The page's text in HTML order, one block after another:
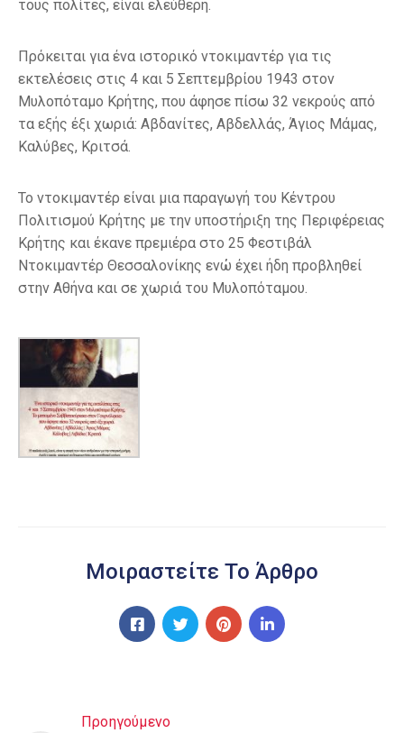
τους πολίτες, είναι ελεύθερη.
Πρόκειται για ένα ιστορικό ντοκιμαντέρ για τις
εκτελέσεις στις 4 και 5 Σεπτεμβρίου 1943 στον
Μυλοπόταμο Κρήτης, που άφησε πίσω 32 νεκρούς από
τα εξής έξι χωριά: Αβδανίτες, Αβδελλάς, Άγιος Μάμας,
Καλύβες, Κριτσά.
Το ντοκιμαντέρ είναι μια παραγωγή του Κέντρου
Πολιτισμού Κρήτης με την υποστήριξη της Περιφέρειας
Κρήτης και έκανε πρεμιέρα στο 25 Φεστιβάλ
Ντοκιμαντέρ Θεσσαλονίκης ενώ έχει ήδη προβληθεί
στην Αθήνα και σε χωριά του Μυλοπόταμου.
Μοιραστείτε Το Άρθρο
Προηγούμενο